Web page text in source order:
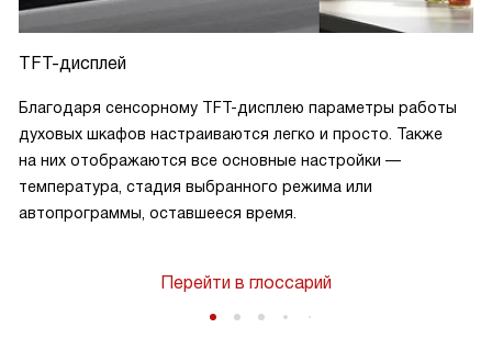
TFT-дисплей
Благодаря сенсорному TFT-дисплею параметры работы
духовых шкафов настраиваются легко и просто. Также
на них отображаются все основные настройки —
температура, стадия выбранного режима или
автопрограммы, оставшееся время.
Перейти в глоссарий